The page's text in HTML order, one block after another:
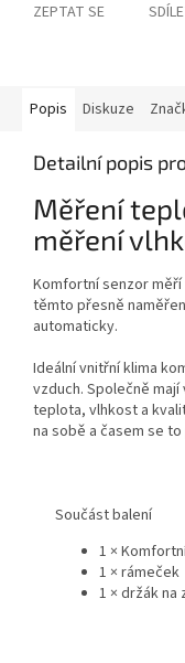
ZEPTAT SE
Popis Diskuze
Detailní popis
Měření
měření
Komfortní senzor
těmto přesně
automaticky.
Ideální vnitřní klima
vzduch. Společně
teplota, vlhkost a
na sobě a časem se
Součást balení
1 ×
1 × rámeček
1 × držák na